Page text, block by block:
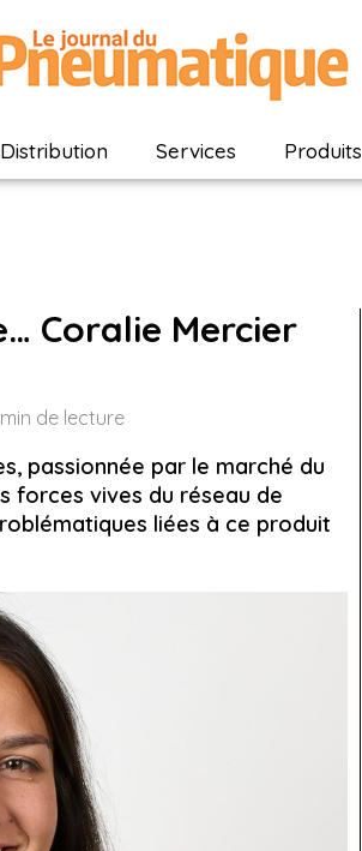
Distribution Services Produits
Coralie Mercier
min de lecture
passionnée par le marché du
forces vives du réseau de
liées à ce produit